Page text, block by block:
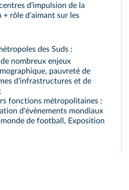
d'impulsion de la
+ rôle d'aimant sur les
des Suds :
nombreux enjeux
pauvreté de
d'infrastructures et de
fonctions métropolitaines :
d'évènements mondiaux
de football, Exposition